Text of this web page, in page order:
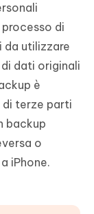
di
da utilizzare
dati originali
è
di terze parti
backup
o
iPhone.